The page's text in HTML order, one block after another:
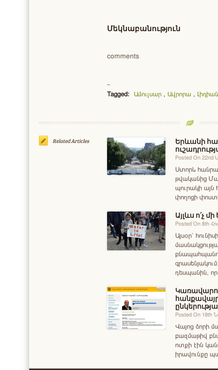
Մեկնաբանություն
comments
Tagged: Ամուլսար , Ավրորա , Լիդիան
Related Articles
Երևանի
Posted On 22nd
Ստորև
թվականից
պուրակի այն
փողոցի
Այլևս ո՛չ
Posted On 8th
Այսօր՝
դեսպանին,
Posted On 18th
Վայոց ձորի
բազմաթիվ
ոտքի էին
իրավունքը